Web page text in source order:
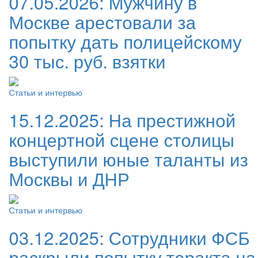
Москве арестовали за
попытку дать полицейскому
30 тыс. руб. взятки
Статьи и интервью
15.12.2025: На престижной
концертной сцене столицы
выступили юные таланты из
Москвы и ДНР
Статьи и интервью
03.12.2025: Сотрудники ФСБ